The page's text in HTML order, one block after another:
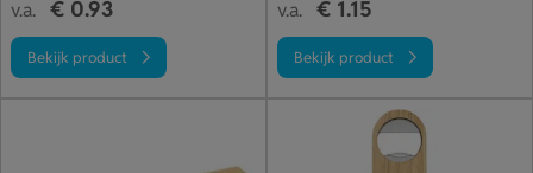
v.a. € 0.93
Bekijk product
v.a. € 1.15
Bekijk product